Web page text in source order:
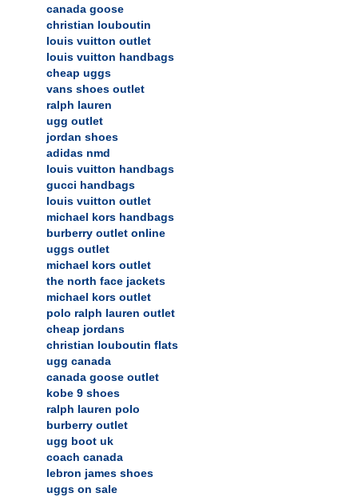
canada goose
christian louboutin
louis vuitton outlet
louis vuitton handbags
cheap uggs
vans shoes outlet
ralph lauren
ugg outlet
jordan shoes
adidas nmd
louis vuitton handbags
gucci handbags
louis vuitton outlet
michael kors handbags
burberry outlet online
uggs outlet
michael kors outlet
the north face jackets
michael kors outlet
polo ralph lauren outlet
cheap jordans
christian louboutin flats
ugg canada
canada goose outlet
kobe 9 shoes
ralph lauren polo
burberry outlet
ugg boot uk
coach canada
lebron james shoes
uggs on sale